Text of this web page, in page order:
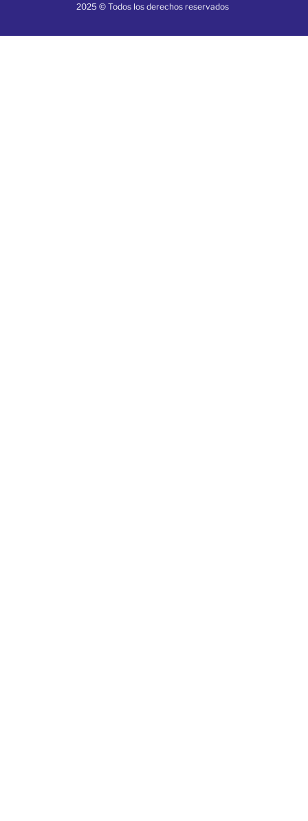
2025 © Todos los derechos reservados